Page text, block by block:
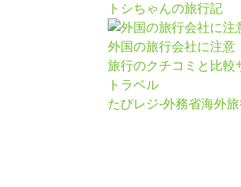
トシちゃんの旅行記
外国の旅行会社に注意
旅行のクチコミと比較
トラベル
たびレジ-外務省海外